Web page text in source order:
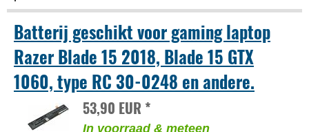
Batterij geschikt voor gaming laptop
Razer Blade 15 2018, Blade 15 GTX
1060, type RC 30-0248 en andere.
53,90 EUR *
In voorraad & meteen